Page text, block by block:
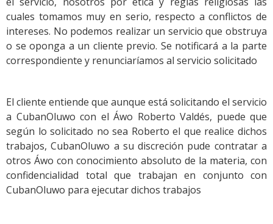
cuales tomamos muy en serio, respecto a conflictos de
intereses. No podemos realizar un servicio que obstruya
o se oponga a un cliente previo. Se notificará a la parte
correspondiente y renunciaríamos al servicio solicitado
El cliente entiende que aunque está solicitando el servicio
a CubanOluwo con el Áwo Roberto Valdés, puede que
según lo solicitado no sea Roberto el que realice dichos
trabajos, CubanOluwo a su discreción pude contratar a
otros Áwo con conocimiento absoluto de la materia, con
confidencialidad total que trabajan en conjunto con
CubanOluwo para ejecutar dichos trabajos